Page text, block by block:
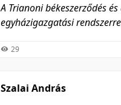
A Trianoni békeszerződés
egyházigazgatási rendszerre
29
Szalai András